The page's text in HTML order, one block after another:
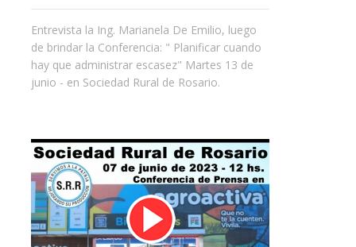
Entrevista la Ing. Marianela De Emilio, luego
de brindar la Conferencia: " Planificar cuando
hay que administrar escasez" Martes 13 de
junio - en Sociedad Rural de Rosario.